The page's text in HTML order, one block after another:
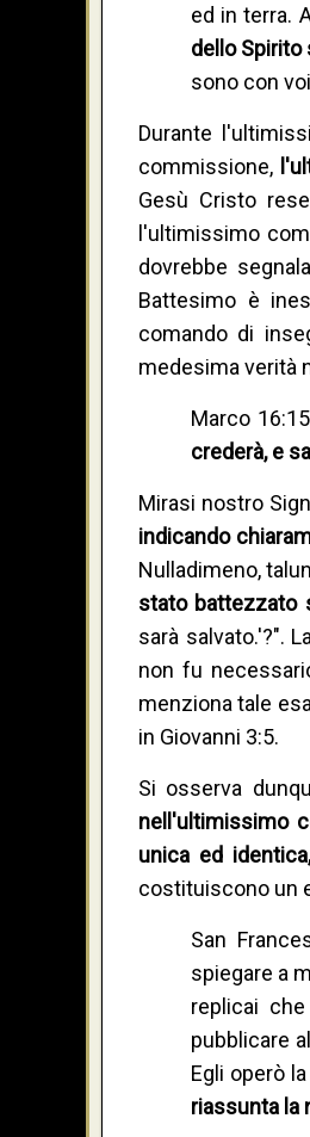
ed in terra.
dello Spirito
sono con
Durante
commissione,
Gesù Cristo
l'ultimissimo
dovrebbe
Battesimo è
comando di
medesima verità
Marco
crederà, e
Mirasi nostro
indicando
Nulladimeno,
stato battezzato
sarà salvato.'?".
non fu
menziona tale
in Giovanni 3:5.
Si osserva
nell'ultimissimo
unica ed
costituiscono un
San
spiegare a
replicai
pubblicare
Egli operò
riassunta la